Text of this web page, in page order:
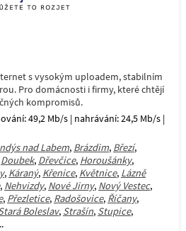
s vysokým uploadem, stabilním
Pro domácnosti i firmy, které chtějí
kompromisů.
49,2 Mb/s | nahrávání: 24,5 Mb/s |
nad Labem, Brázdim, Březí,
Doubek, Dřevčice, Horoušánky,
, Káraný, Křenice, Květnice, Lázně
, Nehvizdy, Nové Jirny, Nový Vestec,
, Přezletice, Radošovice, Říčany,
Boleslav, Strašín, Stupice,